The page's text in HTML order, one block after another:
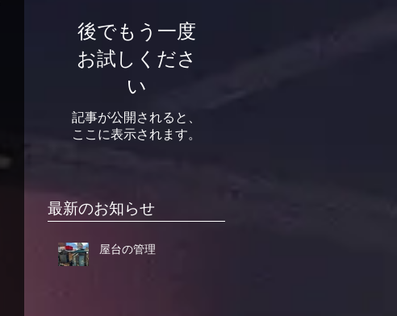
後でもう一度
お試しくださ
い
記事が公開されると、
ここに表示されます。
最新のお知らせ
屋台の管理